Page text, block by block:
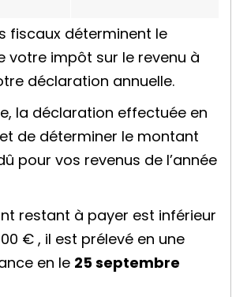
fiscaux déterminent le
votre impôt sur le revenu à
déclaration annuelle.
la déclaration effectuée en
de déterminer le montant
pour vos revenus de l’année
restant à payer est inférieur
€, il est prélevé en une
en le 25 septembre